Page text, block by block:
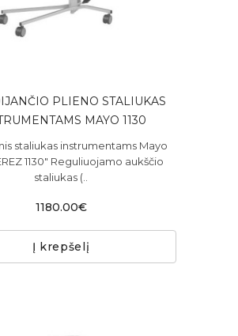
PLIENO STALIUKAS
MAYO 1130
staliukas instrumentams Mayo
1130" Reguliuojamo aukščio
staliukas (..
1180.00€
Į krepšelį